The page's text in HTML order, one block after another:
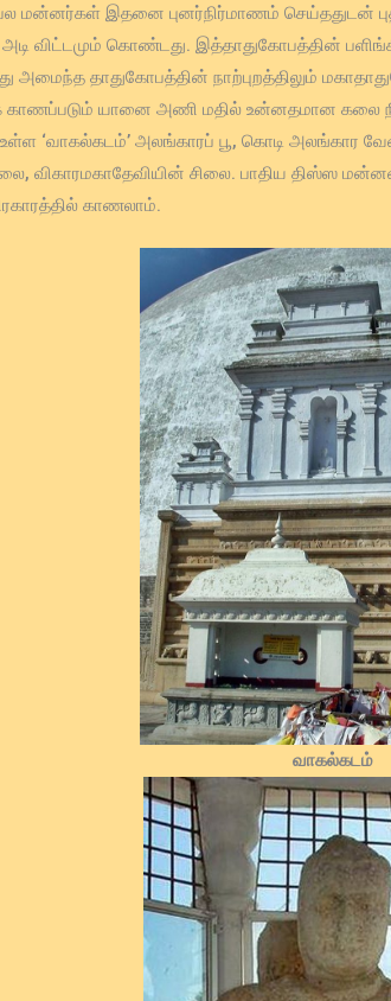
இதனை புனர்நிர்மாணம் செய்ததுடன்
அடி விட்டமும் கொண்டது. இத்தாதுகோபத்தின்
அமைந்த தாதுகோபத்தின் நாற்புறத்திலும்
காணப்படும் யானை அணி மதில் உன்னதமான கலை
உள்ள ‘வாகல்கடம்’ அலங்காரப் பூ, கொடி
விகாரமகாதேவியின் சிலை. பாதிய திஸ்ஸ
காணலாம்.
வாகல்கடம்